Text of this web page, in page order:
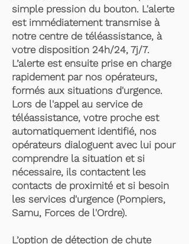
simple pression du bouton. L'alerte
est immédiatement transmise à
notre centre de téléassistance, à
votre disposition 24h/24, 7j/7.
L’alerte est ensuite prise en charge
rapidement par nos opérateurs,
formés aux situations d'urgence.
Lors de l'appel au service de
téléassistance, votre proche est
automatiquement identifié, nos
opérateurs dialoguent avec lui pour
comprendre la situation et si
nécessaire, ils contactent les
contacts de proximité et si besoin
les services d'urgence (Pompiers,
Samu, Forces de l'Ordre).
L’option de détection de chute